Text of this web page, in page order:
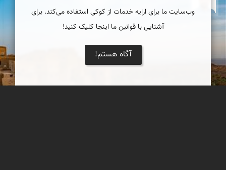
وب‌سایت ما برای ارایه خدمات از کوکی استفاده می‌کند. برای
آشنایی با قوانین ما اینجا کلیک کنید!
آگاه هستم!